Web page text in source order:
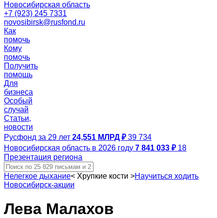
Новосибирская область
+7 (923) 245 7331
novosibirsk@rusfond.ru
Как
помочь
Кому
помочь
Получить
помощь
Для
бизнеса
Особый
случай
Статьи,
новости
Русфонд за 29 лет 24,551 МЛРД ₽ 39 734
Новосибирская область в 2026 году 7 841 033 ₽ 18
Презентация региона
Нелегкое дыхание< Хрупкие кости >Научиться ходить
Новосибирск-акции
Лева Малахов